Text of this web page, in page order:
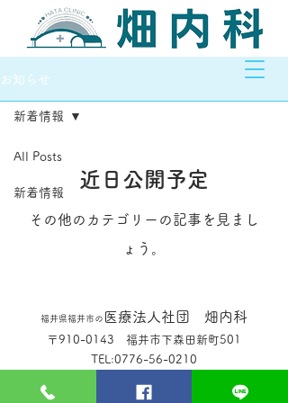
お知らせ
All Posts
新着情報
新着情報
近日公開予定
その他のカテゴリーの記事を見まし
ょう。
福井県福井市の 医療法人社団 畑内科
〒910-0143 福井市下森田新町501
TEL:0776-56-0210
MAIL
hatanaikaofficial@gmail.com